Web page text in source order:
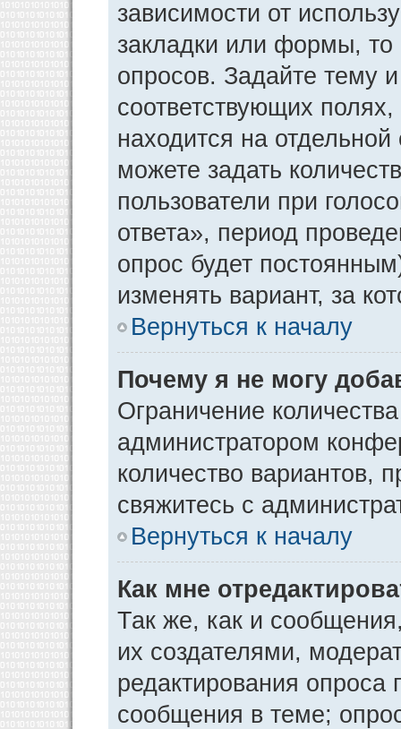
зависимости от
закладки или формы, то
опросов. Задайте тему
соответствующих
находится на
можете задать
пользователи при
ответа», период
опрос будет
изменять вариант, за
Вернуться к началу
Почему я не могу
Ограничение
администратором
количество вариантов,
свяжитесь с
Вернуться к началу
Как мне
Так же, как и
их создателями,
редактирования опроса
сообщения в теме;